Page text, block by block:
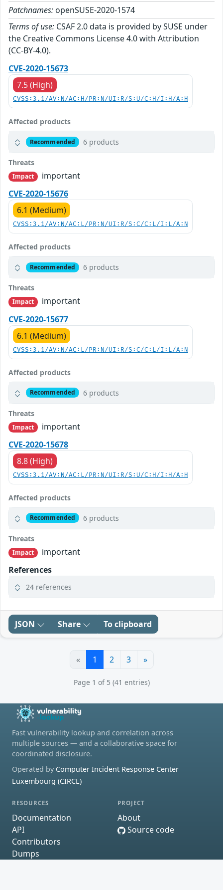
Patchnames: openSUSE-2020-1574
Terms of use: CSAF 2.0 data is provided by SUSE under
the Creative Commons License 4.0 with Attribution
(CC-BY-4.0).
CVE-2020-15673
7.5 (High)
CVSS:3.1/AV:N/AC:H/PR:N/UI:R/S:U/C:H/I:H/A:H
Affected products
Recommended 6 products
Threats
Impact
important
CVE-2020-15676
6.1 (Medium)
CVSS:3.1/AV:N/AC:L/PR:N/UI:R/S:C/C:L/I:L/A:N
Affected products
Recommended 6 products
Threats
Impact
important
CVE-2020-15677
6.1 (Medium)
CVSS:3.1/AV:N/AC:L/PR:N/UI:R/S:C/C:L/I:L/A:N
Affected products
Recommended 6 products
Threats
Impact
important
CVE-2020-15678
8.8 (High)
CVSS:3.1/AV:N/AC:L/PR:N/UI:R/S:U/C:H/I:H/A:H
Affected products
Recommended 6 products
Threats
Impact
important
References
24 references
JSON Share To clipboard
« 1 2 3 »
Page 1 of 5 (41 entries)
Fast vulnerability lookup and correlation across
multiple sources — and a collaborative space for
coordinated disclosure.
Operated by Computer Incident Response Center
Luxembourg (CIRCL)
RESOURCES
Documentation
API
Contributors
Dumps
PROJECT
About
Source code